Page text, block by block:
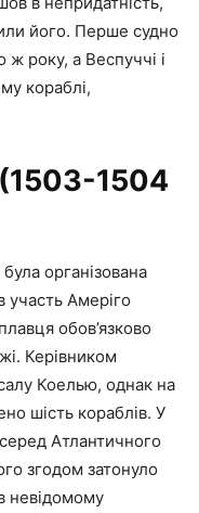
його. Перше судно
ж року, а Веспуччі і
кораблі,
1504
організована
участь Амеріго
обов’язково
Керівником
Коелью, однак на
шість кораблів. У
Атлантичного
згодом затонуло
невідомому